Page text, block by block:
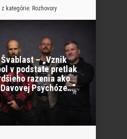
z kategórie: Rozhovory
– „Vznik
v podstate pretlak
razenia ako
Psychóze…“